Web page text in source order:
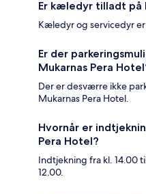
Er kæledyr tilladt på
Kæledyr og servicedyr
Er der
Mukarnas Pera
Der er desværre ikke
Mukarnas Pera Hotel.
Hvornår er
Pera Hotel?
Indtjekning fra kl. 14.00
12.00.